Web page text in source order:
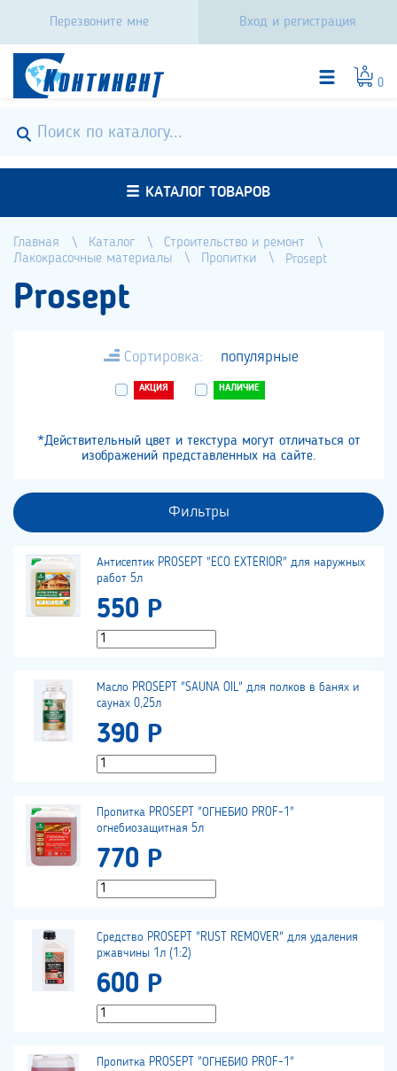
Перезвоните мне Вход и регистрация
0
КАТАЛОГ ТОВАРОВ
Главная Каталог
Строительство и ремонт
Лакокрасочные материалы
Пропитки Prosept
Prosept
Сортировка: популярные
АКЦИЯ НАЛИЧИЕ
*Действительный цвет и текстура могут отличаться от
изображений представленных на сайте.
Фильтры
Антисептик PROSEPT "ECO EXTERIOR" для наружных
работ 5л
550 Р
Масло PROSEPT "SAUNA OIL" для полков в банях и
саунах 0,25л
390 Р
Пропитка PROSEPT "ОГНЕБИО PROF-1"
огнебиозащитная 5л
770 Р
Средство PROSEPT "RUST REMOVER" для удаления
ржавчины 1л (1:2)
600 Р
Пропитка PROSEPT "ОГНЕБИО PROF-1"